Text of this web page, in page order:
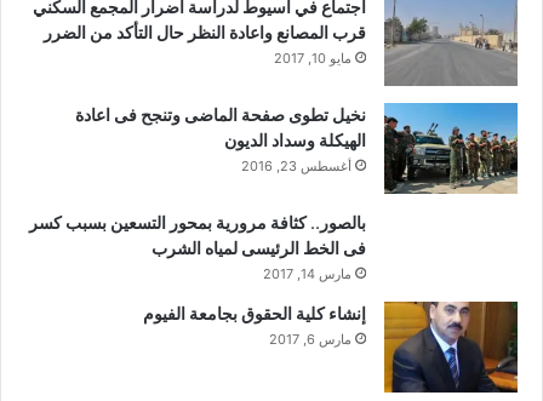
اجتماع في اسيوط لدراسة أضرار المجمع السكني
قرب المصانع واعادة النظر حال التأكد من الضرر
مايو 10, 2017
نخيل تطوى صفحة الماضى وتنجح فى اعادة
الهيكلة وسداد الديون
أغسطس 23, 2016
بالصور.. كثافة مرورية بمحور التسعين بسبب كسر
فى الخط الرئيسى لمياه الشرب
مارس 14, 2017
إنشاء كلية الحقوق بجامعة الفيوم
مارس 6, 2017